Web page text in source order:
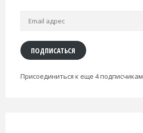
Email
ПОДПИСАТЬСЯ
Присоединиться к еще 4 подписчикам